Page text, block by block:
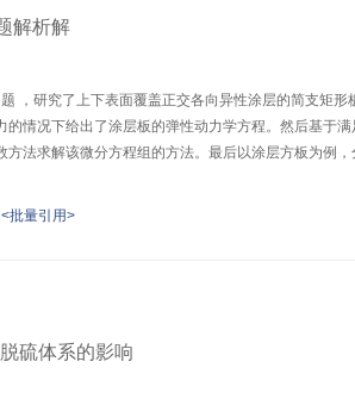
解析解
，研究了上下表面覆盖正交各向异性涂层的简支矩
情况下给出了涂层板的弹性动力学方程。然后基于
法求解该微分方程组的方法。最后以涂层方板为例
<批量引用>
硫体系的影响